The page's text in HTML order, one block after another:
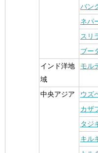
バン
ネパ
スリ
ブー
インド洋地
域
モル
中央アジア ウズ
カザ
タジ
キル